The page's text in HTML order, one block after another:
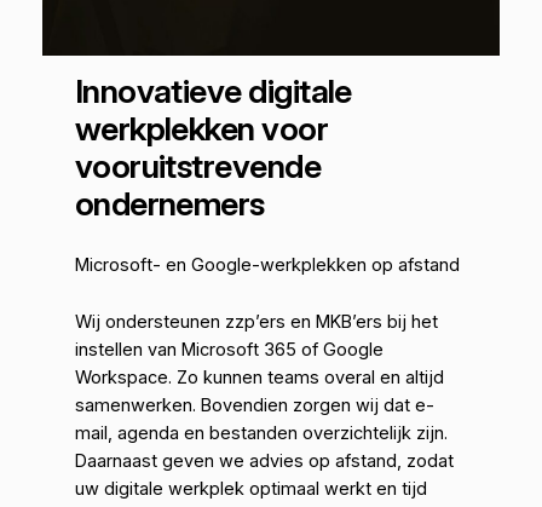
Innovatieve digitale
werkplekken voor
vooruitstrevende
ondernemers
Microsoft- en Google-werkplekken op afstand
Wij ondersteunen zzp’ers en MKB’ers bij het
instellen van Microsoft 365 of Google
Workspace. Zo kunnen teams overal en altijd
samenwerken. Bovendien zorgen wij dat e-
mail, agenda en bestanden overzichtelijk zijn.
Daarnaast geven we advies op afstand, zodat
uw digitale werkplek optimaal werkt en tijd